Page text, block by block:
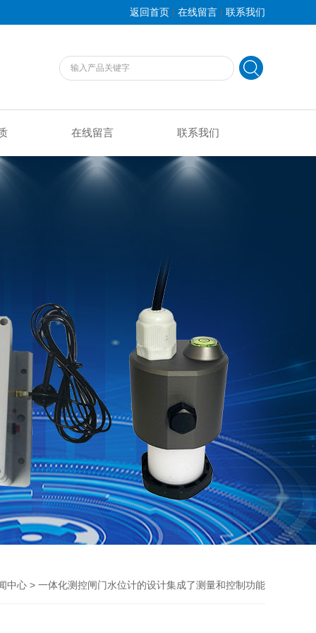
返回首页 | 在线留言 | 联系我们
在线留言 联系我们
中心 > 一体化测控闸门水位计的设计集成了测量和控制功能